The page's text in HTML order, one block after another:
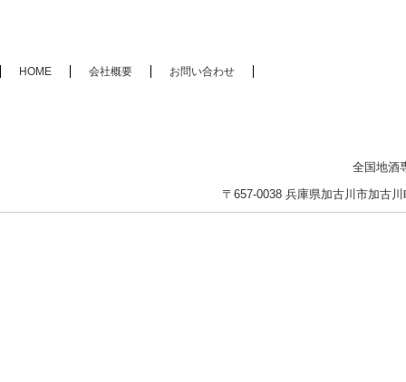
HOME 会社概要 お問い合わせ
全国地酒
〒657-0038 兵庫県加古川市加古